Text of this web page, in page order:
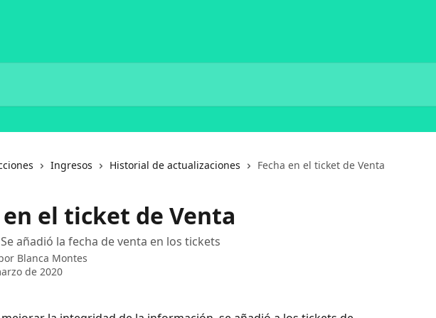
Ingresos Historial de actualizaciones Fecha en el ticket de Venta
en el ticket de Venta
añadió la fecha de venta en los tickets
Blanca Montes
de 2020